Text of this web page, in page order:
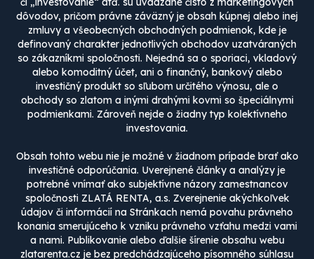
dôvodov, pričom právne záväzný je obsah kúpnej alebo inej
zmluvy a všeobecných obchodných podmienok, kde je
definovaný charakter jednotlivých obchodov uzatváraných
so zákazníkmi spoločnosti. Nejedná sa o sporiaci, vkladový
alebo komoditný účet, ani o finančný, bankový alebo
investičný produkt so sľubom určitého výnosu, ale o
obchody so zlatom a inými drahými kovmi so špeciálnymi
podmienkami. Zároveň nejde o žiadny typ kolektívneho
investovania.
Obsah tohto webu nie je možné v žiadnom prípade brať ako
investičné odporúčania. Uverejnené články a analýzy je
potrebné vnímať ako subjektívne názory zamestnancov
spoločnosti ZLATÁ RENTA, a.s. Zverejnenie akýchkoľvek
údajov či informácií na Stránkach nemá povahu právneho
konania smerujúceho k vzniku právneho vzťahu medzi vami
a nami. Publikovanie alebo ďalšie šírenie obsahu webu
zlatarenta.cz je bez predchádzajúceho písomného súhlasu